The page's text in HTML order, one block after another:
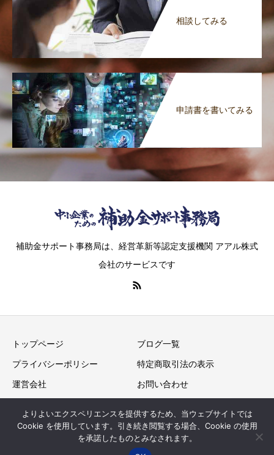
相談してみる
申請書を書いてみる
補助金サポート事務局は、経営革新等認定支援機関 アアル株式
会社のサービスです
トップページ ブログ一覧
プライバシーポリシー 特定商取引法の表示
運営会社 お問い合わせ
Copyright © “中小企業”の補助金サポート事務局 All Rights
よりよいエクスペリエンスを提供するため、当ウェブサイトでは
Cookie を使用しています。引き続き閲覧する場合、Cookie の使用
を承諾したものとみなされます。